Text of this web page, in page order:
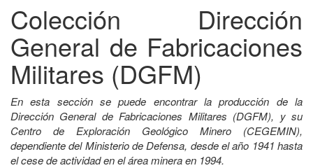
Colección Dirección
General de Fabricaciones
Militares (DGFM)
En esta sección se puede encontrar la producción de la
Dirección General de Fabricaciones Militares (DGFM), y su
Centro de Exploración Geológico Minero (CEGEMIN),
dependiente del Ministerio de Defensa, desde el año 1941 hasta
el cese de actividad en el área minera en 1994.